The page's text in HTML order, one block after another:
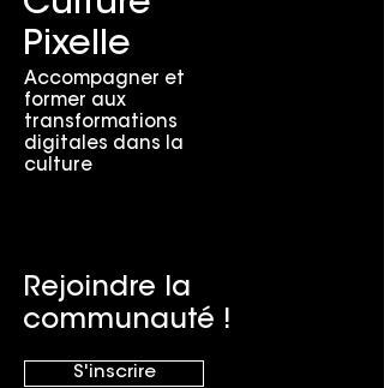
Pixelle
Accompagner et
former aux
transformations
digitales dans la
culture
Rejoindre la
communauté !
S'inscrire